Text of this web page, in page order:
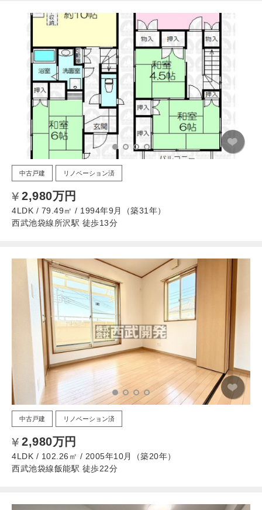
中古戸建 リノベーション済
2,980万円
4LDK / 79.49㎡ / 1994年9月（築31年）
西武池袋線所沢駅 徒歩13分
中古戸建 リノベーション済
2,980万円
4LDK / 102.26㎡ / 2005年10月（築20年）
西武池袋線飯能駅 徒歩22分